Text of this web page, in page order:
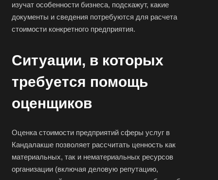
изучат особенности бизнеса, подскажут, какие
документы и сведения потребуются для расчета
стоимости конкретного предприятия.
Ситуации, в которых
требуется помощь
оценщиков
Оценка стоимости предприятий сферы услуг в
Кандалакше позволяет рассчитать ценность как
материальных, так и нематериальных ресурсов
организации (включая деловую репутацию,